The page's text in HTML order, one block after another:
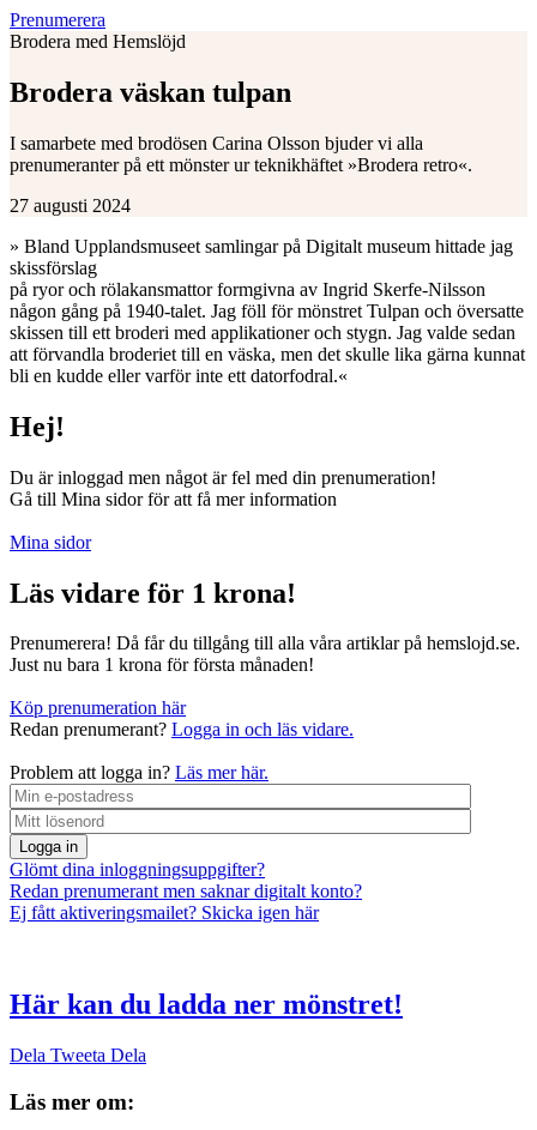
Prenumerera
Brodera med Hemslöjd
Brodera väskan tulpan
I samarbete med brodösen Carina Olsson bjuder vi alla
prenumeranter på ett mönster ur teknikhäftet »Brodera retro«.
27 augusti 2024
» Bland Upplandsmuseet samlingar på Digitalt museum hittade jag
skissförslag
på ryor och rölakansmattor formgivna av Ingrid Skerfe-Nilsson
någon gång på 1940-talet. Jag föll för mönstret Tulpan och översatte
skissen till ett broderi med applikationer och stygn. Jag valde sedan
att förvandla broderiet till en väska, men det skulle lika gärna kunnat
bli en kudde eller varför inte ett datorfodral.«
Hej!
Du är inloggad men något är fel med din prenumeration!
Gå till Mina sidor för att få mer information
Mina sidor
Läs vidare för 1 krona!
Prenumerera! Då får du tillgång till alla våra artiklar på hemslojd.se.
Just nu bara 1 krona för första månaden!
Köp prenumeration här
Redan prenumerant? Logga in och läs vidare.
Problem att logga in? Läs mer här.
Logga in
Glömt dina inloggningsuppgifter?
Redan prenumerant men saknar digitalt konto?
Ej fått aktiveringsmailet? Skicka igen här
Här kan du ladda ner mönstret!
Dela Tweeta Dela
Läs mer om: